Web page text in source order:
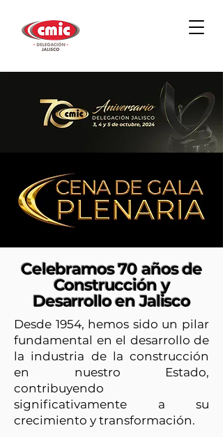
Celebramos 70 años de
Construcción y
Desarrollo en Jalisco
Desde 1954, hemos sido un pilar
fundamental en el desarrollo de
la industria de la construcción
en nuestro Estado,
contribuyendo
significativamente a su
crecimiento y transformación.